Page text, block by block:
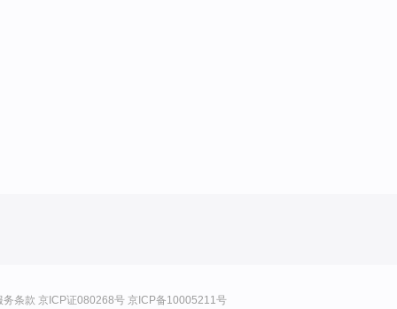
务条款 京ICP证080268号 京ICP备10005211号